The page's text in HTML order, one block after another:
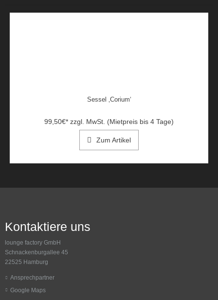
Sessel ‚Corium‘
99,50€* zzgl. MwSt. (Mietpreis bis 4 Tage)
Zum Artikel
Kontaktiere uns
lounge factory GmbH
Schnackenburgallee 45
22525 Hamburg
Ansprechpartner
Google Maps